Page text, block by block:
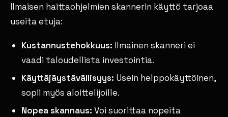
Ilmaisen haittaohjelmien skannerin käyttö tarjoaa
useita etuja:
Kustannustehokkuus: Ilmainen skanneri ei
vaadi taloudellista investointia.
Käyttäjäystävällisyys: Usein helppokäyttöinen,
sopii myös aloittelijoille.
Nopea skannaus: Voi suorittaa nopeita